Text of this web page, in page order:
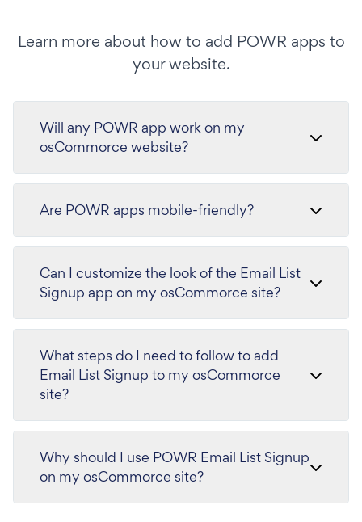
Learn more about how to add POWR apps to
your website.
Will any POWR app work on my
osCommorce website?
Are POWR apps mobile-friendly?
Can I customize the look of the Email List
Signup app on my osCommorce site?
What steps do I need to follow to add
Email List Signup to my osCommorce
site?
Why should I use POWR Email List Signup
on my osCommorce site?